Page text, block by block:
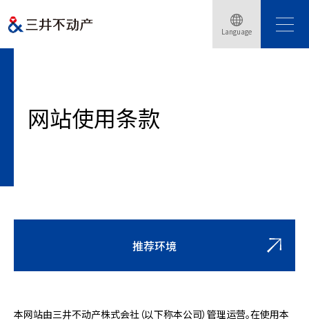
Language
Home
网站使用条款
推荐环境
本网站由三井不动产株式会社（以下称本公司）管理运营。在使用本